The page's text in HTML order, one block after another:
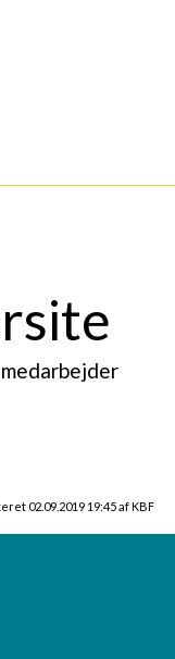
02.09.2019 19:45 af KBF